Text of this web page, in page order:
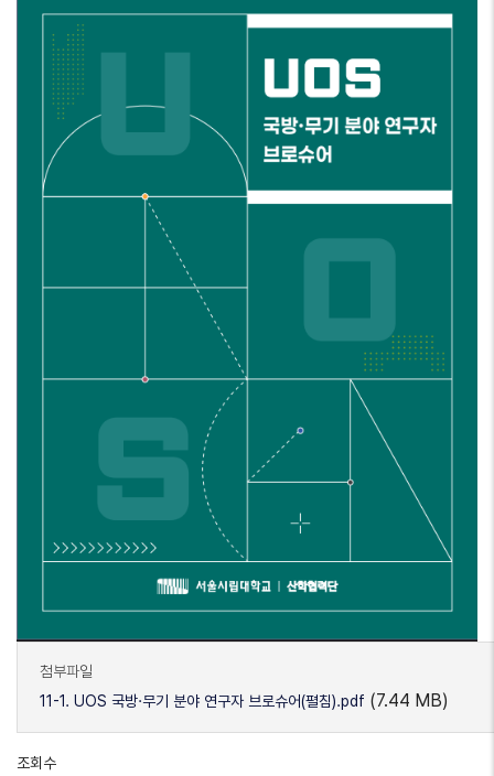
첨부파일
11-1. UOS 국방·무기 분야 연구자 브로슈어(펼침).pdf (7.44 MB)
조회수